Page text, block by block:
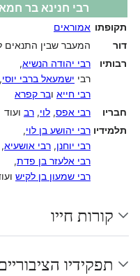
רבי חנינא בר
תקופתו אמוראים
דור
המעבר שבין התנאים
רבותיו
רבי יהודה הנשיא,
רבי ישמעאל ברבי יוסי,
רבי חייא ובר קפרא
חבריו
רבי אפס, לוי, רב ועוד
תלמידיו רבי יהושע בן לוי,
רבי יוחנן, רבי אושעיא,
רבי אלעזר בן פדת,
רבי שמעון בן לקיש
קורות חייו
תפקידיו